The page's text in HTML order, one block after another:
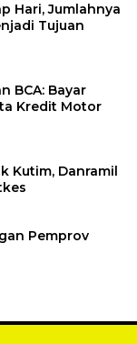
Hari, Jumlahnya
Tujuan
BCA: Bayar
Kredit Motor
Kutim, Danramil
Pemprov